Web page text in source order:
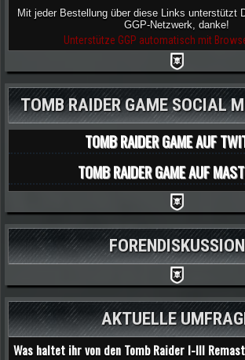
Mit jeder Bestellung über diese Links unterstützt
GGP-Netzwerk, danke!
Unterstütze GGP automatisch mit
TOMB RAIDER GAME SOCIAL
TOMB RAIDER GAME AUF
TOMB RAIDER GAME AUF
FORENDISKUSSION
AKTUELLE
Was haltet ihr von den Tomb Raider I-III